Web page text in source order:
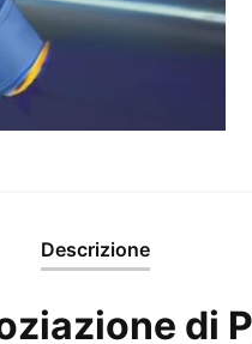
Descrizione
di